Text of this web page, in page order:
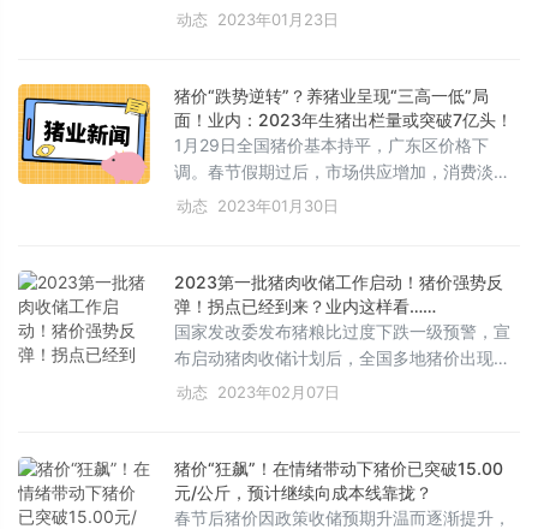
容可能涉及猪业管理策略、市场动态、技术进
动态 2023年01月23日
猪价“跌势逆转”？养猪业呈现“三高一低”局
面！业内：2023年生猪出栏量或突破7亿头！
1月29日全国猪价基本持平，广东区价格下
调。春节假期过后，市场供应增加，消费淡季
导致猪价上涨难度大。2022年全年生猪出栏量
仍成本线以下，二三季度在成本线以上，四季
度受节日需求影响有明显增长。整体行情趋于
稳定，但受高成本、政策调控等多重因素影
响，养殖户持悲观情绪。
动态 2023年01月30日
2023第一批猪肉收储工作启动！猪价强势反
弹！拐点已经到来？业内这样看……
国家发改委发布猪粮比过度下跌一级预警，宣
布启动猪肉收储计划后，全国多地猪价出现上
涨。分析师认为，收储能提振市场信心，但猪
拐点关注体重去化、价格水平、收储信号和能
繁母猪存栏等关键指标。
动态 2023年02月07日
猪价“狂飙”！在情绪带动下猪价已突破15.00
元/公斤，预计继续向成本线靠拢？
春节后猪价因政策收储预期升温而逐渐提升，